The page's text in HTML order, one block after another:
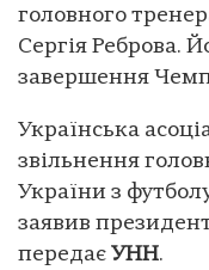
головного
Сергія Реброва.
завершення
Українська
звільнення
України з
заявив
передає УНН.